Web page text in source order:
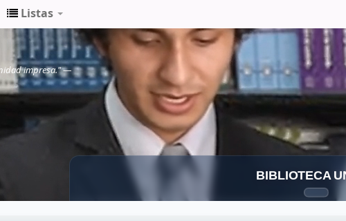
Listas
impresa." —
BIBLIOTECA